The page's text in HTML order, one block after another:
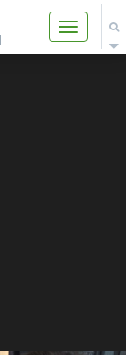
Toggle